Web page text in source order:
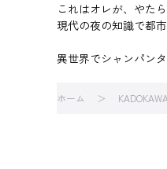
これはオレが、やた
現代の夜の知識で都
異世界でシャンパン
ホーム